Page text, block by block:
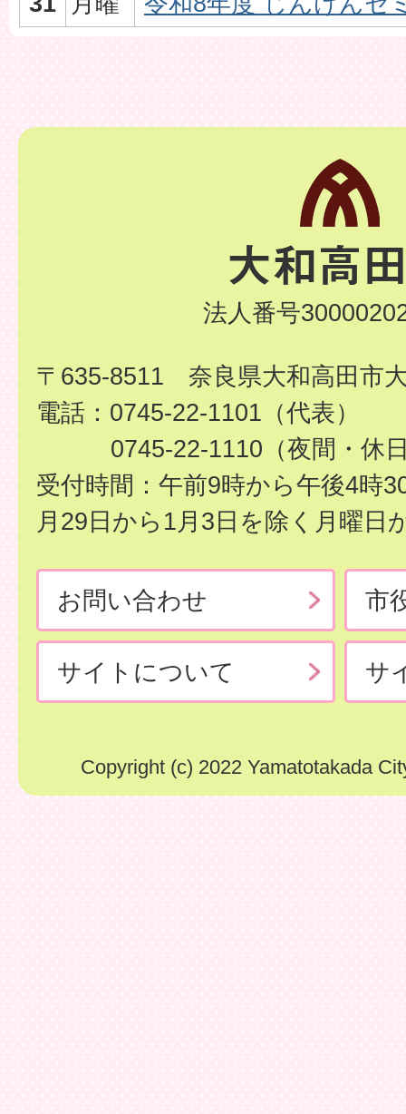
法人番号
〒635-8511 奈良県大和高田市
電話：0745-22-1101（代表）
0745-22-1110（夜間・休
受付時間：午前9時から午後4時
月29日から1月3日を除く月曜日
お問い合わせ 市
サイトについて サ
Copyright (c) 2022 Yamatotakada